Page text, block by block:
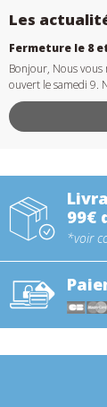
Les
Fermeture le 8
Bonjour, Nous vous
ouvert le samedi 9.
99€
*voir